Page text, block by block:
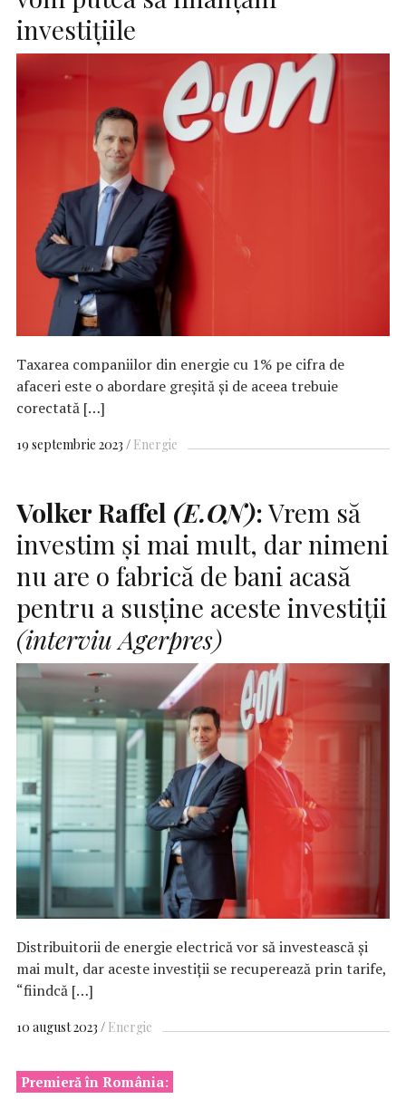
investițiile
Taxarea companiilor din energie cu 1% pe cifra de
afaceri este o abordare greșită și de aceea trebuie
corectată […]
19 septembrie 2023 Energie
Volker Raffel (E.ON):Vrem să
investim şi mai mult, dar nimeni
nu are o fabrică de bani acasă
pentru a susţine aceste investiţii
(interviu Agerpres)
Distribuitorii de energie electrică vor să investească şi
mai mult, dar aceste investiţii se recuperează prin tarife,
“fiindcă […]
10 august 2023 Energie
Premieră în România: